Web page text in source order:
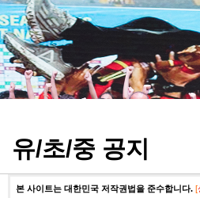
서식자료실
학부모방
정기고사 기출문제
유/초/중 공지
본 사이트는 대한민국 저작권법을 준수합니다. [